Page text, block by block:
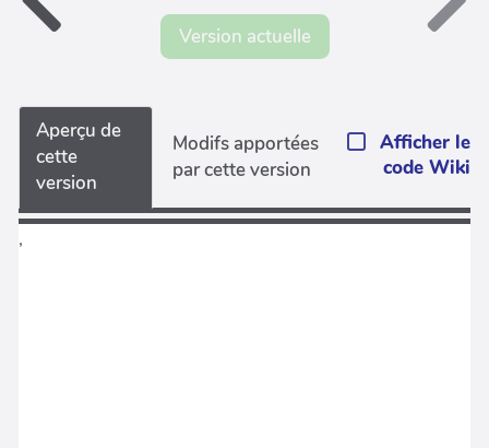
Version actuelle
Aperçu de
cette
version
Modifs apportées
par cette version
Afficher le
code Wiki